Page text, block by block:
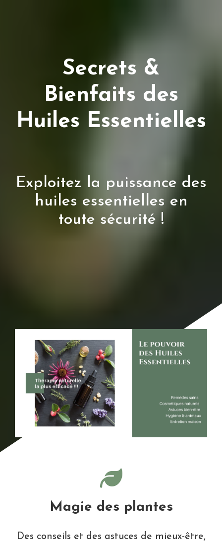
Secrets &
Bienfaits des
Huiles Essentielles
Exploitez la puissance des
huiles essentielles en
toute sécurité !
Magie des plantes
Des conseils et des astuces de mieux-être,